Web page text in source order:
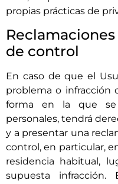
propias prácticas de
de control
En caso de que el
problema o infracción
forma en la que se
personales, tendrá
y a presentar una
control, en particular,
residencia habitual,
supuesta